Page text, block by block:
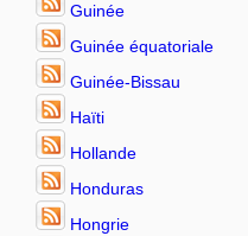
Guinée
Guinée équatoriale
Guinée-Bissau
Haïti
Hollande
Honduras
Hongrie